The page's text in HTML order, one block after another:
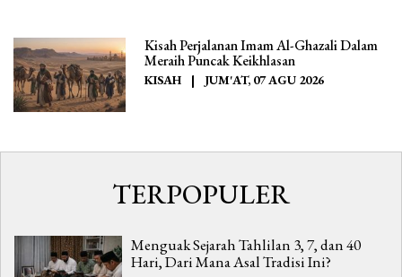
Kisah Perjalanan Imam Al-Ghazali Dalam
Meraih Puncak Keikhlasan
KISAH | JUM'AT, 07 AGU 2026
TERPOPULER
Menguak Sejarah Tahlilan 3, 7, dan 40
Hari, Dari Mana Asal Tradisi Ini?